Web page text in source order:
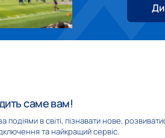
саме вам!
подіями в світі, пізнавати нове,
та найкращий сервіс.